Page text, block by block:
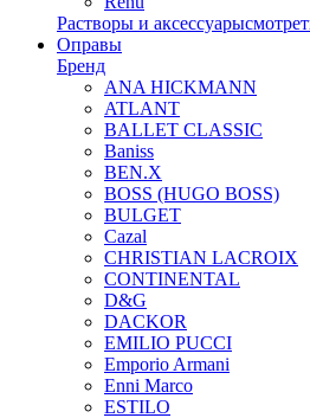
Растворы и аксессуары
Оправы
Бренд
ANA HICKMANN
ATLANT
BALLET CLASSIC
Baniss
BEN.X
BOSS (HUGO BOSS)
BULGET
Cazal
CHRISTIAN LACROIX
CONTINENTAL
D&G
DACKOR
EMILIO PUCCI
Emporio Armani
Enni Marco
ESTILO